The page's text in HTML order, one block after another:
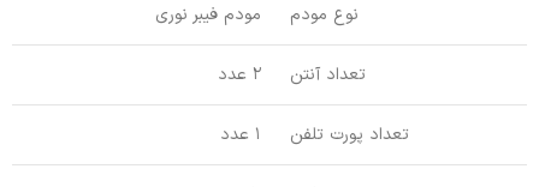
نوع مودم مودم فیبر نوری
تعداد آنتن 2 عدد
تعداد پورت تلفن 1 عدد